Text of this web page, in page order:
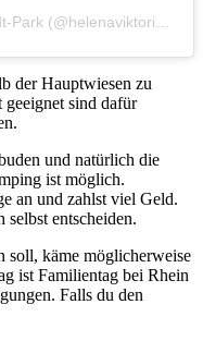
Ein Beitrag geteilt von Helena Schmidt-Park (@helenaviktoria_)
der Hauptwiesen zu
geeignet sind dafür
und natürlich die
ist möglich.
an und zahlst viel Geld.
selbst entscheiden.
soll, käme möglicherweise
ist Familientag bei Rhein
Falls du den